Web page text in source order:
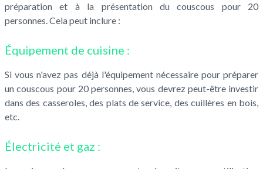
préparation et à la présentation du couscous pour 20
personnes. Cela peut inclure :
Équipement de cuisine :
Si vous n'avez pas déjà l'équipement nécessaire pour préparer
un couscous pour 20 personnes, vous devrez peut-être investir
dans des casseroles, des plats de service, des cuillères en bois,
etc.
Électricité et gaz :